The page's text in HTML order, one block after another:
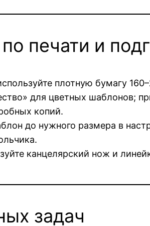
печати и
плотную бумагу
для цветных шаблонов;
копий.
до нужного размера в
канцелярский нож и
задач